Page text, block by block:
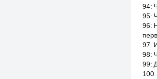
94:
95:
96:
97:
98:
99:
100